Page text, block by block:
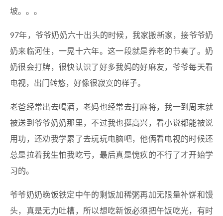
坡。。。
97年，爷爷奶奶六十出头的时候，我家搬新家，接爷爷奶
奶来临河住，一晃十六年。这一段就是养老的节奏了。奶
奶很会打牌，很快认识了好多我妈的好麻友，爷爷每天看
电视，出门转悠，好像很寂寞的样子。
老爸经常出去喝酒，老妈也经常去打麻将，我一到周末就
被送到爷爷奶奶那里，不过我也挺高兴，看小说都能被说
用功，还劝我学累了去玩玩电脑吧，他俩看电视的时候还
总是拉着我生怕我吃亏，最后真是愧疚的不行了才开始学
习的。
爷爷奶奶晚饭铁定中午的剩饭加稀粥再加无限量补饼和馒
头，真是无力吐槽，所以想吃新饭必须把午饭吃光，有时